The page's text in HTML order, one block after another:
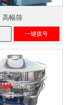
高幅筛
一键拨号